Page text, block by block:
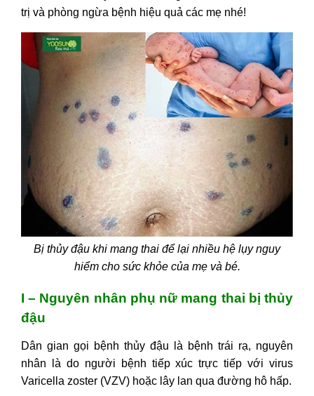
1. Đối với mẹ
IV - Cách xử lý bệnh thủy đậu khi
mang thai
V - Cách chăm sóc mẹ bị thủy đậu
khi mang thai
trị và phòng ngừa bệnh hiệu quả các mẹ nhé!
Bị thủy đậu khi mang thai để lại nhiều hệ lụy nguy
hiểm cho sức khỏe của mẹ và bé.
I – Nguyên nhân phụ nữ mang thai bị thủy
đậu
Dân gian gọi bệnh thủy đậu là bệnh trái rạ, nguyên
nhân là do người bệnh tiếp xúc trực tiếp với virus
Varicella zoster (VZV) hoặc lây lan qua đường hô hấp.